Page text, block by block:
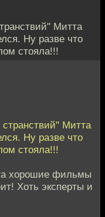
Митта
Ну разве что
стояла!!!
Митта
Ну разве что
стояла!!!
хорошие фильмы
Хоть эксперты и